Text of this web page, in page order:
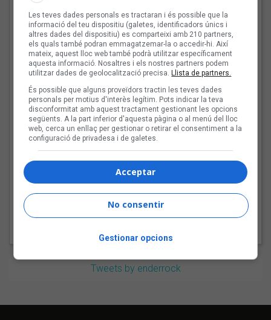
Abras, Mazoni, Sanjosex
i The Gruixut’s
El Sona9 d'estiu d'iCat
descobreix els
concursants balears i
valencians
Tot a punt per la Plaça
del Folk 2026
Tweets by enderrock
Les teves dades personals es tractaran i és possible que la
informació del teu dispositiu (galetes, identificadors únics i
altres dades del dispositiu) es comparteixi amb 210 partners,
els quals també podran emmagatzemar-la o accedir-hi. Així
mateix, aquest lloc web també podrà utilitzar específicament
aquesta informació. Nosaltres i els nostres partners podem
utilitzar dades de geolocalització precisa. Llista de partners.
És possible que alguns proveïdors tractin les teves dades
personals per motius d'interès legítim. Pots indicar la teva
disconformitat amb aquest tractament gestionant les opcions
següents. A la part inferior d'aquesta pàgina o al menú del lloc
web, cerca un enllaç per gestionar o retirar el consentiment a la
configuració de privadesa i de galetes.
Acceptar
No consentir
Gestionar opcions